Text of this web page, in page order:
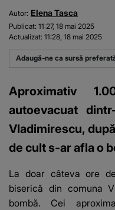
Autor: Elena Tasca
Publicat: 11:27, 18 mai 2025
Actualizat: 11:28, 18 mai 2025
Adaugă-ne ca sursă
Aproximativ
autoevacuat
Vladimirescu,
de cult s-ar afla o
La doar câteva ore
biserică din comuna
bombă. Cei